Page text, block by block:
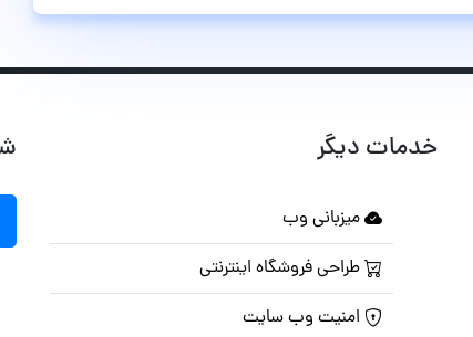
خدمات دیگر
میزبانی وب
طراحی فروشگاه اینترنتی
امنیت وب سایت